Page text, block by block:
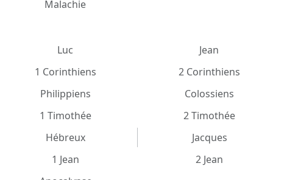
Malachie
Luc
Jean
1 Corinthiens
2 Corinthiens
Philippiens
Colossiens
1 Timothée
2 Timothée
Hébreux
Jacques
1 Jean
2 Jean